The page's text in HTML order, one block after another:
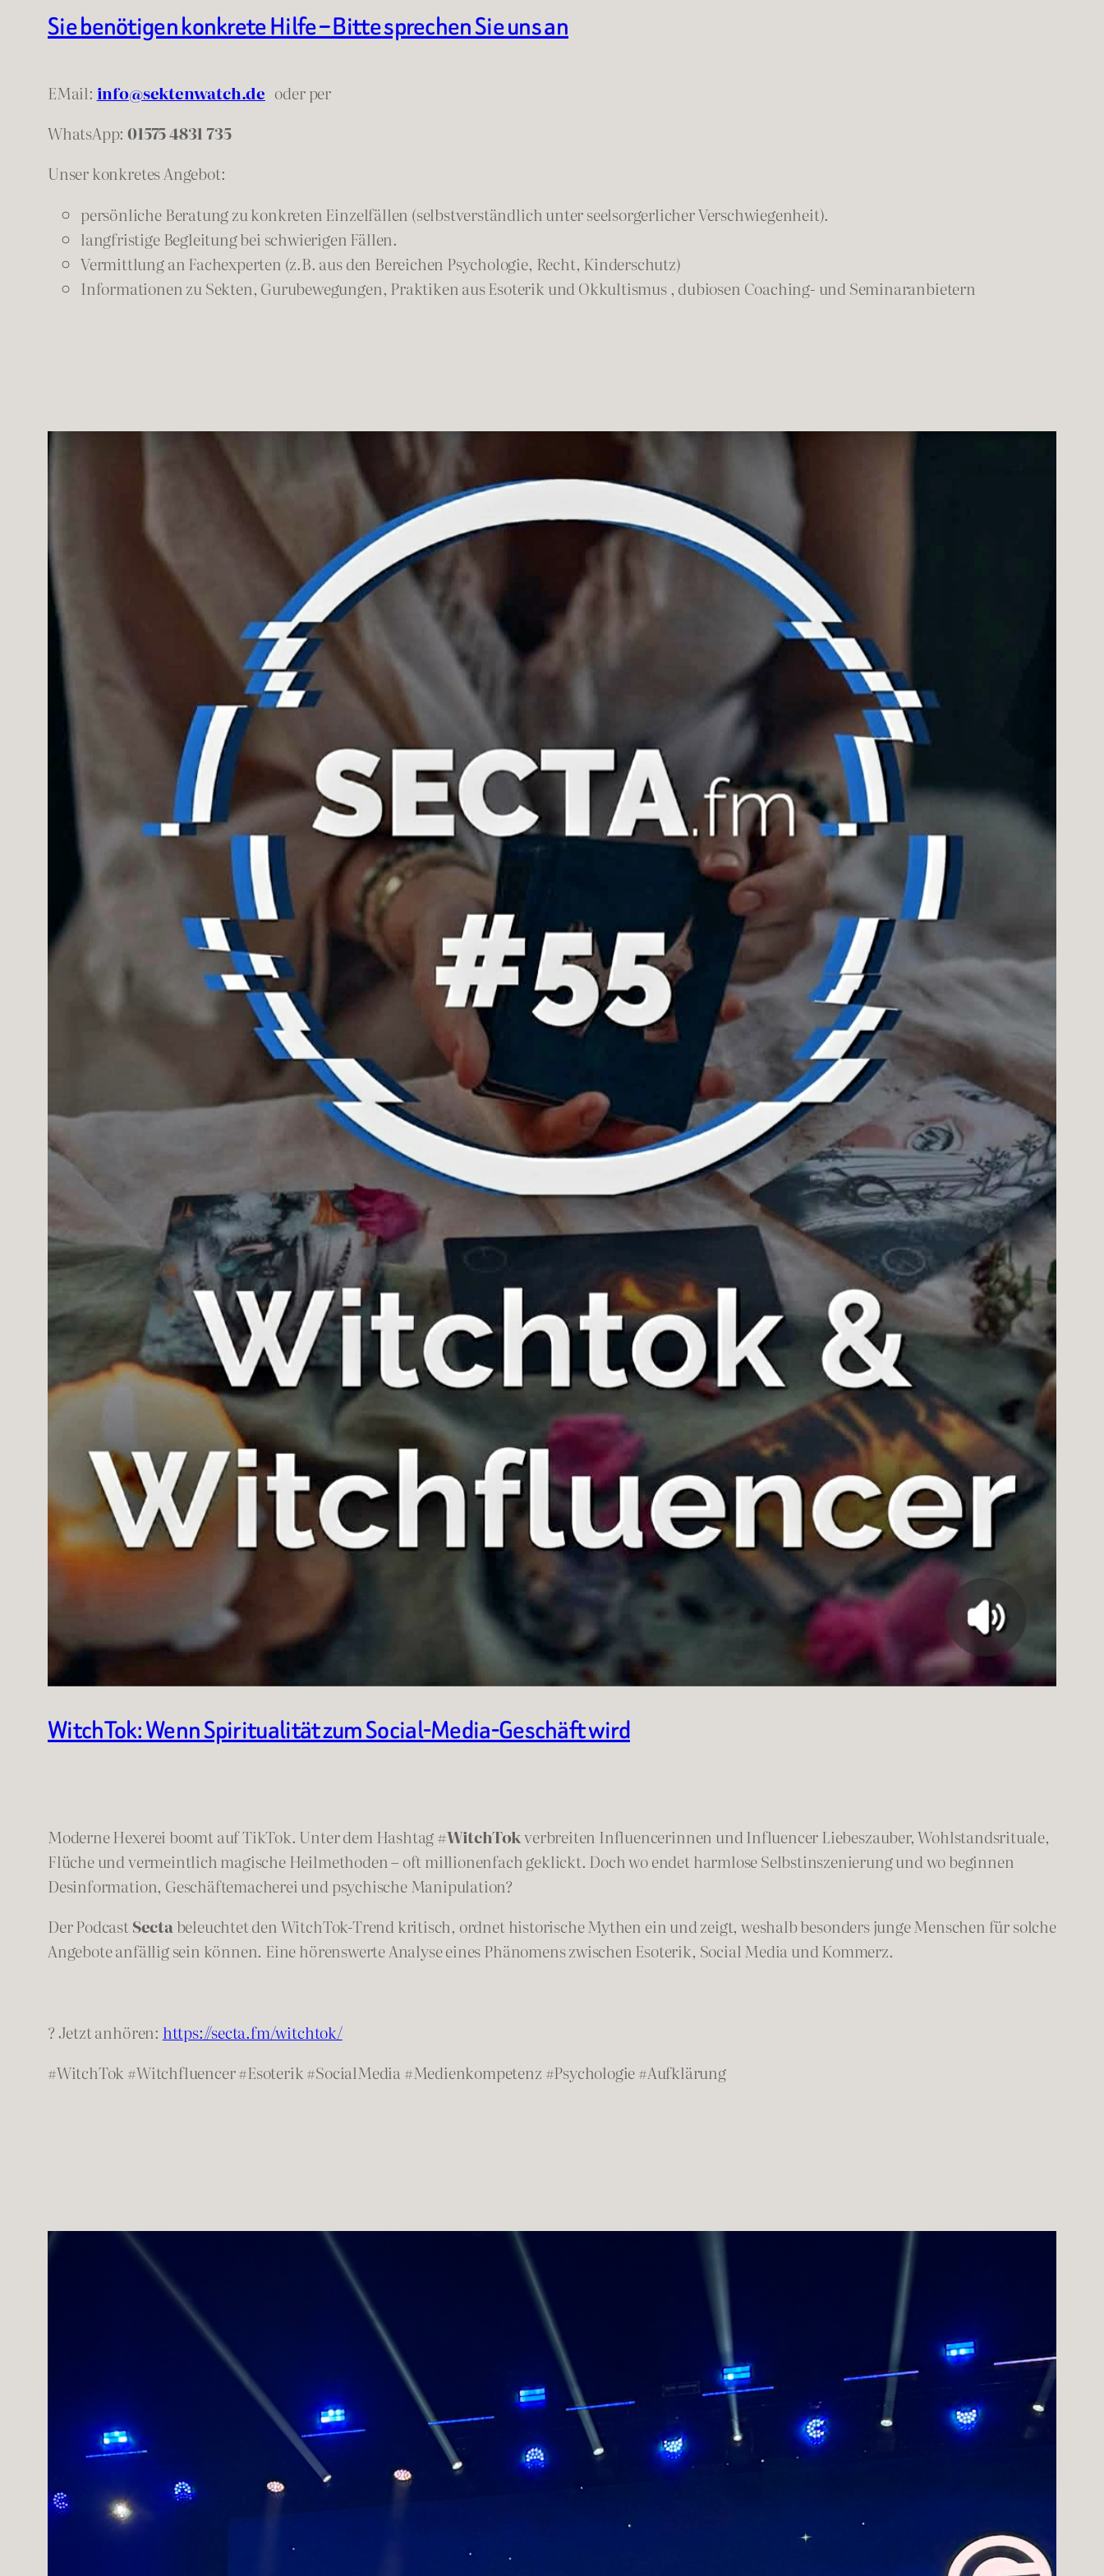
Sie benötigen konkrete Hilfe – Bitte sprechen Sie uns an
EMail: info@sektenwatch.de oderper
WhatsApp:01575 4831 735
Unser konkretes Angebot:
persönliche Beratung zu konkreten Einzelfällen (selbstverständlich unter seelsorgerlicher Verschwiegenheit).
langfristige Begleitung bei schwierigen Fällen.
Vermittlung an Fachexperten (z.B. aus den Bereichen Psychologie, Recht, Kinderschutz)
Informationen zu Sekten, Gurubewegungen, Praktiken aus Esoterik und Okkultismus , dubiosen Coaching- und Seminaranbietern
WitchTok: Wenn Spiritualität zum Social-Media-Geschäft wird
Moderne Hexerei boomt auf TikTok. Unter dem Hashtag#WitchTokverbreiten Influencerinnen und Influencer Liebeszauber, Wohlstandsrituale,
Flüche und vermeintlich magische Heilmethoden – oft millionenfach geklickt. Doch wo endet harmlose Selbstinszenierung und wo beginnen
Desinformation, Geschäftemacherei und psychische Manipulation?
Der PodcastSectabeleuchtet den WitchTok-Trend kritisch, ordnet historische Mythen ein und zeigt, weshalb besonders junge Menschen für solche
Angebote anfällig sein können. Eine hörenswerte Analyse eines Phänomens zwischen Esoterik, Social Media und Kommerz.
? Jetzt anhören: https://secta.fm/witchtok/
#WitchTok #Witchfluencer #Esoterik #SocialMedia #Medienkompetenz #Psychologie #Aufklärung